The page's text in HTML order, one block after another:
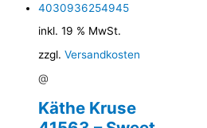
inkl. 19 % MwSt.
zzgl. Versandkosten
@
Käthe Kruse